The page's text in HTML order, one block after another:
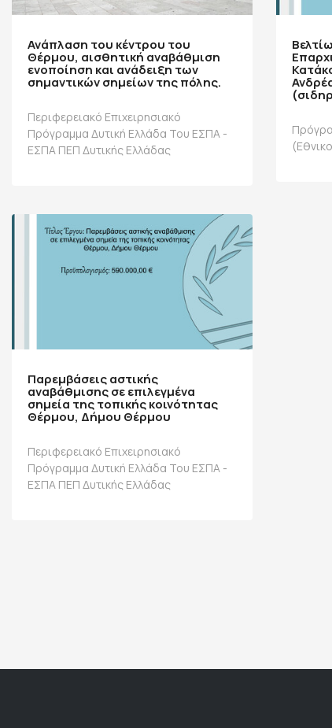
Ανάπλαση του κέντρου του
Θέρμου, αισθητική αναβάθμιση
ενοποίηση και ανάδειξη των
σημαντικών σημείων της πόλης.
Περιφερειακό Επιχειρησιακό
Πρόγραμμα Δυτική Ελλάδα Του ΕΣΠΑ -
ΕΣΠΑ ΠΕΠ Δυτικής Ελλάδας
Παρεμβάσεις αστικής
αναβάθμισης σε επιλεγμένα
σημεία της τοπικής κοινότητας
Θέρμου, Δήμου Θέρμου
Περιφερειακό Επιχειρησιακό
Πρόγραμμα Δυτική Ελλάδα Του ΕΣΠΑ -
ΕΣΠΑ ΠΕΠ Δυτικής Ελλάδας